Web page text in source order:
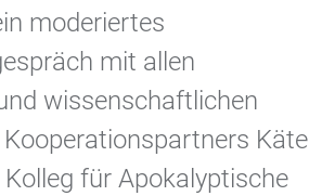
moderiertes
mit allen
wissenschaftlichen
Käte
für Apokalyptische